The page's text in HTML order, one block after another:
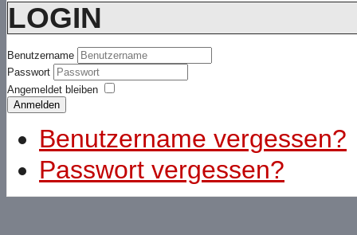
LOGIN
Benutzername
Passwort
Angemeldet bleiben
Anmelden
Benutzername vergessen?
Passwort vergessen?